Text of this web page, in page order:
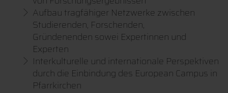
Aufbau tragfähiger Netzwerke zwischen
Studierenden, Forschenden,
Gründenenden sowei Expertinnen und
Experten
Interkulturelle und internationale Perspektiven
durch die Einbindung des European Campus in
Pfarrkirchen